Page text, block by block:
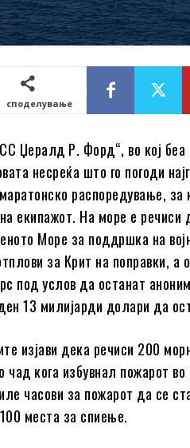
споделување
Џералд Р. Форд“, во кој
несреќа што го погоди
распоредување, за
екипажот. На море е речиси
Море за поддршка на
за Крит на поправки, а
под услов да останат
13 милијарди долари да
изјави дека речиси 200
чад кога избувнал пожарот
часови за пожарот да се
места за спиење.